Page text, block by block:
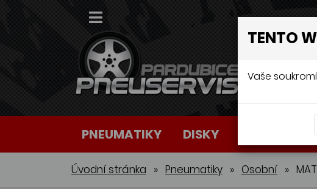
PNEUMATIKY DISKY
Úvodní stránka » Pneumatiky » Osobní »
TENTO
Vaše